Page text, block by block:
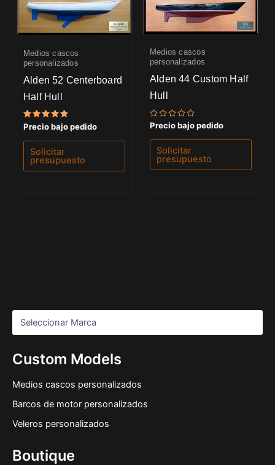
Custom Models
Medios cascos personalizados
Barcos de motor personalizados
Veleros personalizados
Boutique
Medios cascos
personalizados
Alden 52 Centerboard
Half Hull
Valorado
5.00
de 5
Precio bajo pedido
Solicitar
presupuesto
Medios cascos
personalizados
Alden 44 Custom Half
Hull
Valorado
0
de
Precio bajo pedido
Solicitar
presupuesto